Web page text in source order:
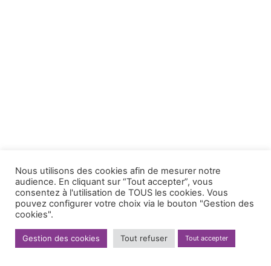
Nous utilisons des cookies afin de mesurer notre
audience. En cliquant sur “Tout accepter”, vous
consentez à l'utilisation de TOUS les cookies. Vous
pouvez configurer votre choix via le bouton "Gestion des
cookies".
Gestion des cookies Tout refuser Tout accepter